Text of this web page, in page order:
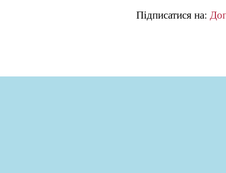
Підписатися на: